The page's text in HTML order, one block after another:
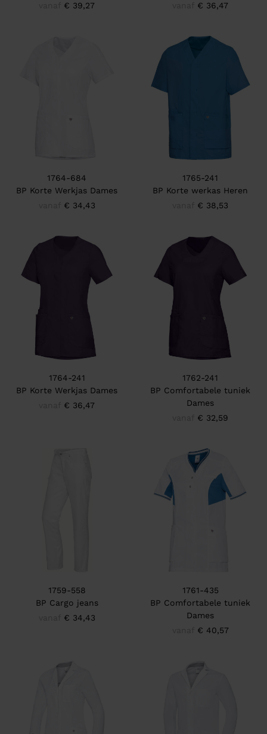
€ 39,27 € 36,47
1764-684
BP Korte Werkjas Dames
€ 34,43
1765-241
BP Korte werkas Heren
€ 38,53
1764-241
BP Korte Werkjas Dames
€ 36,47
1762-241
BP Comfortabele tuniek
Dames
€ 32,59
1759-558
BP Cargo jeans
€ 34,43
1761-435
BP Comfortabele tuniek
Dames
€ 40,57